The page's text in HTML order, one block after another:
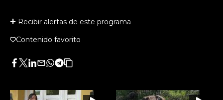
Recibir alertas de este programa
Contenido favorito
Facebook
Twitter
LinkedIn
Enviar
Whatsapp
Telegram
Copiar
artículo